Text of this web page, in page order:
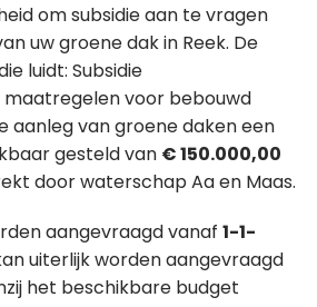
om subsidie aan te vragen
uw groene dak in Reek. De
luidt: Subsidie
voor bebouwd
aanleg van groene daken een
gesteld van € 150.000,00
door waterschap Aa en Maas.
aangevraagd vanaf 1-1-
uiterlijk worden aangevraagd
het beschikbare budget